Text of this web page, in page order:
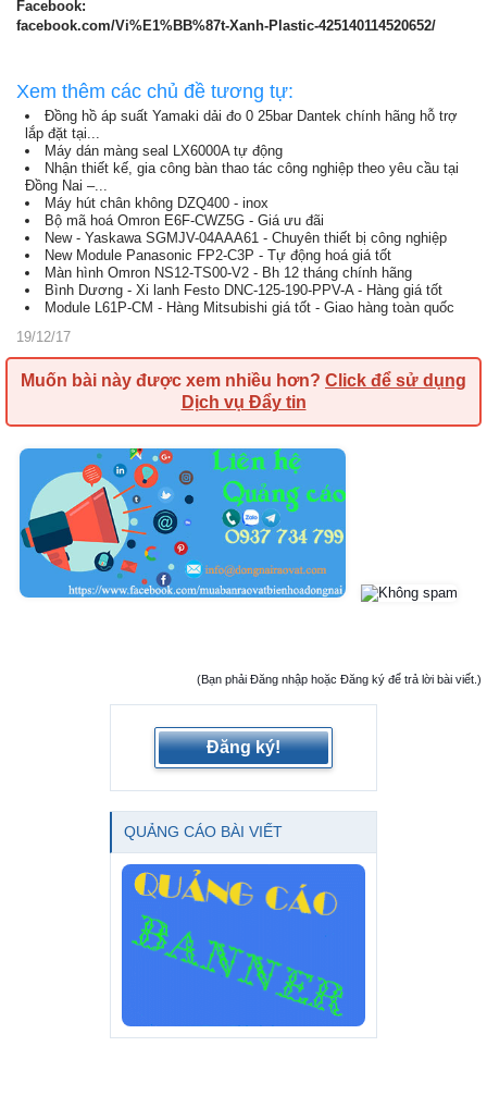
Facebook:
facebook.com/Vi%E1%BB%87t-Xanh-Plastic-425140114520652/
Xem thêm các chủ đề tương tự:
Đồng hồ áp suất Yamaki dải đo 0 25bar Dantek chính hãng hỗ trợ
lắp đặt tại...
Máy dán màng seal LX6000A tự động
Nhận thiết kế, gia công bàn thao tác công nghiệp theo yêu cầu tại
Đồng Nai –...
Máy hút chân không DZQ400 - inox
Bộ mã hoá Omron E6F-CWZ5G - Giá ưu đãi
New - Yaskawa SGMJV-04AAA61 - Chuyên thiết bị công nghiệp
New Module Panasonic FP2-C3P - Tự động hoá giá tốt
Màn hình Omron NS12-TS00-V2 - Bh 12 tháng chính hãng
Bình Dương - Xi lanh Festo DNC-125-190-PPV-A - Hàng giá tốt
Module L61P-CM - Hàng Mitsubishi giá tốt - Giao hàng toàn quốc
19/12/17
Muốn bài này được xem nhiều hơn? Click để sử dụng
Dịch vụ Đẩy tin
(Bạn phải Đăng nhập hoặc Đăng ký để trả lời bài viết.)
Đăng ký!
QUẢNG CÁO BÀI VIẾT